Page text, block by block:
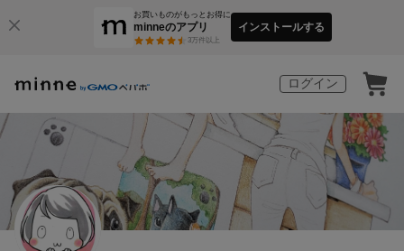
お買いものがもっとお得に
minneのアプリ
3万件以上
インストールする
ログイン